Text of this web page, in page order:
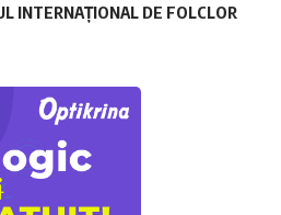
INTERNAȚIONAL DE FOLCLOR